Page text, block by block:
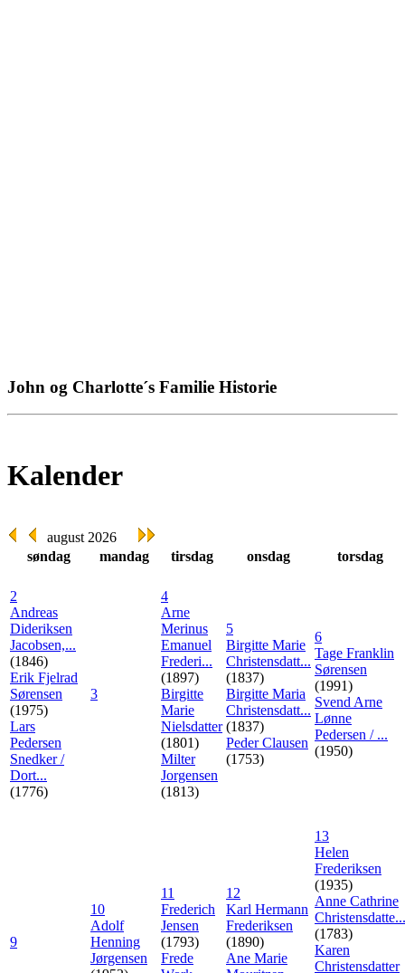
John og Charlotte´s Familie Historie
Kalender
august 2026
søndag
mandag tirsdag onsdag torsdag
2
Andreas
Dideriksen
Jacobsen,...
(1846)
Erik Fjelrad
Sørensen
(1975)
Lars
Pedersen
Snedker /
Dort...
(1776)
3
4
Arne
Merinus
Emanuel
Frederi...
(1897)
Birgitte
Marie
Nielsdatter
(1801)
Milter
Jorgensen
(1813)
5
Birgitte Marie
Christensdatt...
(1837)
Birgitte Maria
Christensdatt...
(1837)
Peder Clausen
(1753)
6
Tage Franklin
Sørensen
(1991)
Svend Arne
Lønne
Pedersen / ...
(1950)
9
10
Adolf
Henning
Jørgensen
11
Frederich
Jensen
(1793)
Frede
12
Karl Hermann
Frederiksen
(1890)
Ane Marie
13
Helen
Frederiksen
(1935)
Anne Cathrine
Christensdatte...
(1783)
Karen
Christensdatter